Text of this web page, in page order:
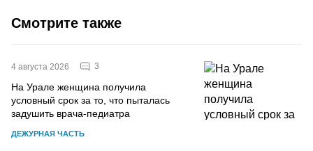
Смотрите также
4 августа 2026 3
На Урале женщина получила
условный срок за то, что пыталась
задушить врача-педиатра
ДЕЖУРНАЯ ЧАСТЬ